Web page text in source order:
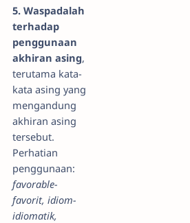
5. Waspadalah
terhadap
penggunaan
akhiran asing,
terutama kata-
kata asing yang
mengandung
akhiran asing
tersebut.
Perhatian
penggunaan:
favorable-
favorit, idiom-
idiomatik,